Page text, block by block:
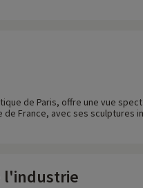
de Paris, offre une vue
France, avec ses sculptures
l'industrie